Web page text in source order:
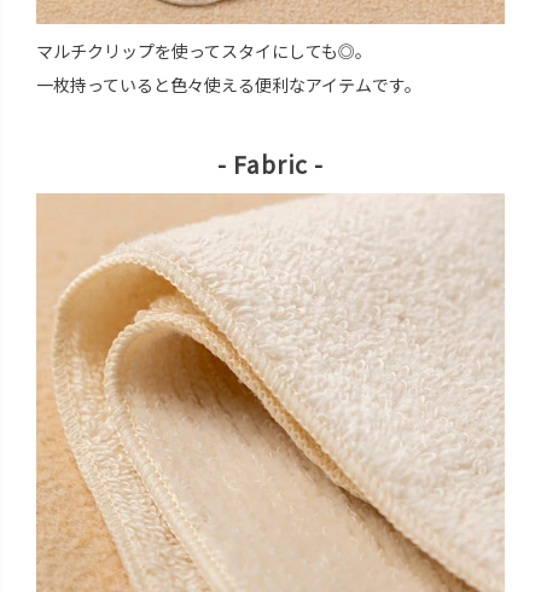
マルチクリップを使ってスタイにしても◎。
一枚持っていると色々使える便利なアイテムです。
- Fabric -